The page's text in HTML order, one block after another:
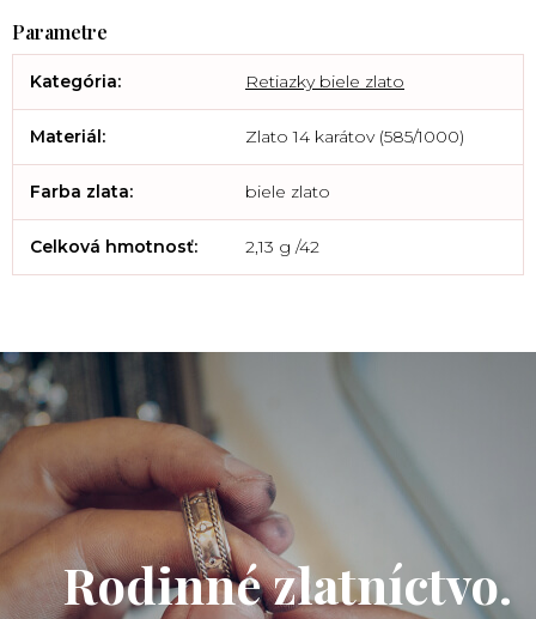
Kategória: Retiazky biele zlato
Materiál: Zlato 14 karátov (585/1000)
Farba zlata: biele zlato
Celková hmotnosť: 2,13 g /42
Rodinné zlatníctvo.